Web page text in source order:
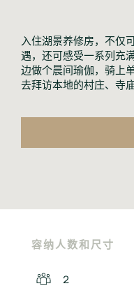
入住湖景养修房，不仅
遇，还可感受一系列充
边做个晨间瑜伽，骑上
容纳人数和尺寸
2